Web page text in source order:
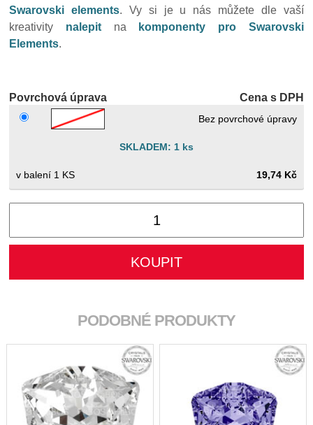
Swarovski elements. Vy si je u nás můžete dle vaší
kreativity nalepit na
komponenty pro Swarovski
Elements.
Povrchová úprava Cena s DPH
Bez povrchové úpravy
SKLADEM: 1 ks
1 KS 19,74 Kč
PODOBNÉ PRODUKTY